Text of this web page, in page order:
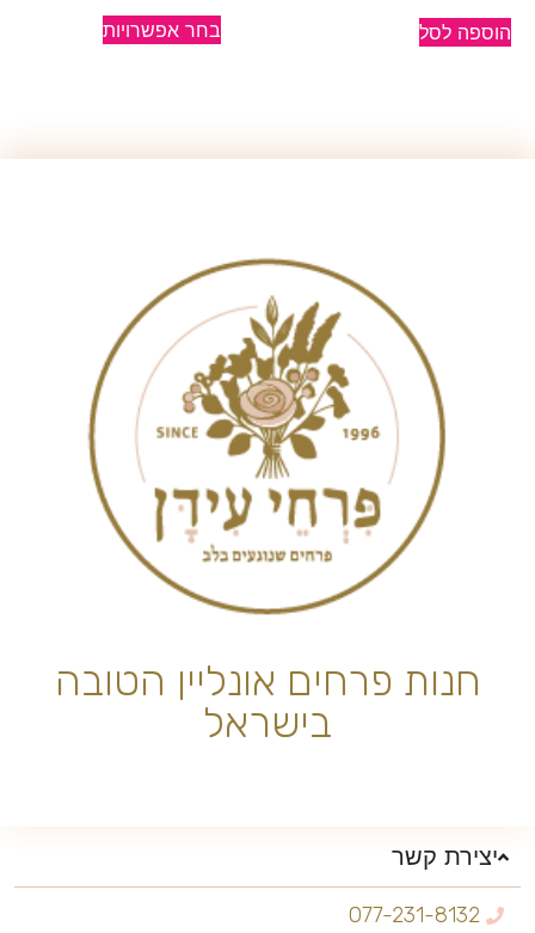
הוספה לסל בחר אפשרויות
חנות פרחים אונליין הטובה
בישראל
יצירת קשר
077-231-8132